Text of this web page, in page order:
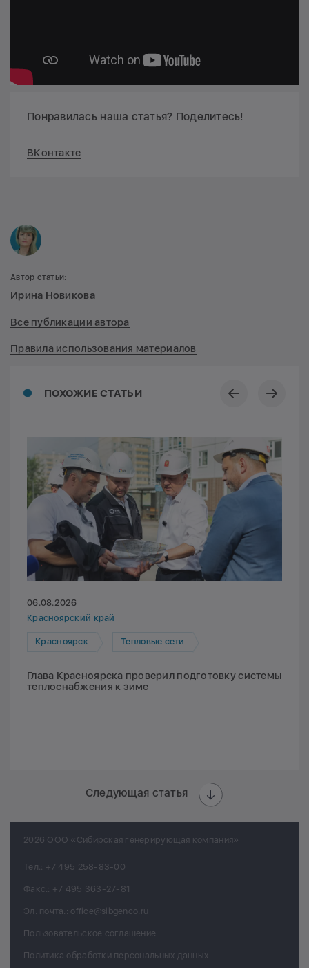
Понравилась наша статья? Поделитесь!
ВКонтакте
ПОХОЖИЕ СТАТЬИ
06.08.2026
Красноярский край
Красноярск Тепловые сети
Глава Красноярска проверил подготовку системы
теплоснабжения к зиме
Следующая статья
Автор статьи:
Ирина Новикова
Все публикации автора
Правила использования материалов
2026 ООО «Сибирская генерирующая компания»
Тел.: +7 495 258-83-00
Факс.: +7 495 363-27-81
Эл. почта.: office@sibgenco.ru
Пользовательское соглашение
Политика обработки персональных данных